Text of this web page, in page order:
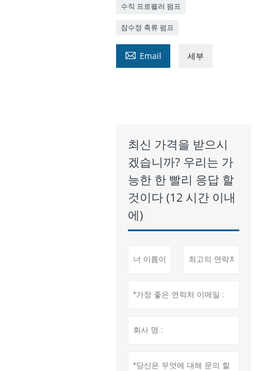
수직 프로펠러 펌프
잠수정 축류 펌프
 Email 세부
최신 가격을 받으시
겠습니까? 우리는 가
능한 한 빨리 응답 할
것이다 (12 시간 이내
에)